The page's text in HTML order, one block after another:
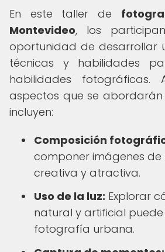
En este taller de
Montevideo, los
oportunidad de desarrollar
técnicas y habilidades
habilidades fotográficas.
aspectos que se
incluyen:
Composición
componer imágenes de
creativa y atractiva.
Uso de la luz: Explorar
natural y artificial puede
fotografía urbana.